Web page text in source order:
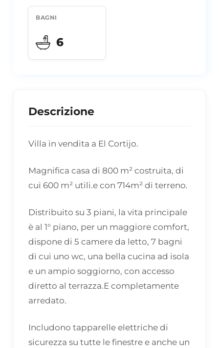
BAGNI
6
Descrizione
Villa in vendita a El Cortijo.
Magnifica casa di 800 m² costruita, di
cui 600 m² utili.e con 714m² di terreno.
Distribuito su 3 piani, la vita principale
è al 1° piano, per un maggiore comfort,
dispone di 5 camere da letto, 7 bagni
di cui uno wc, una bella cucina ad isola
e un ampio soggiorno, con accesso
diretto al terrazza.E completamente
arredato.
Includono tapparelle elettriche di
sicurezza su tutte le finestre e anche un